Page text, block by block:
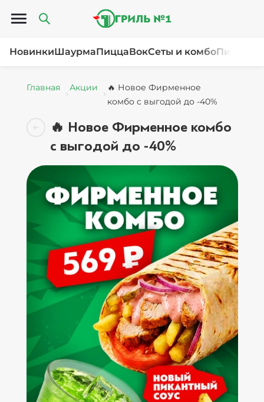
Открыть меню
НовинкиШаурмаПиццаВокСеты и комбоПироги
Главная Акции
🔥 Новое Фирменное
комбо с выгодой до -40%
🔥 Новое Фирменное комбо
с выгодой до -40%